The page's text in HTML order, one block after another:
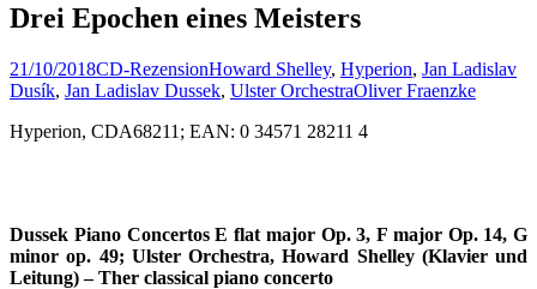
Drei Epochen eines Meisters
21/10/2018CD-RezensionHoward Shelley, Hyperion, Jan Ladislav
Dusík, Jan Ladislav Dussek, Ulster OrchestraOliver Fraenzke
Hyperion, CDA68211; EAN: 0 34571 28211 4
Dussek Piano Concertos E flat major Op. 3, F major Op. 14, G
minor op. 49; Ulster Orchestra, Howard Shelley (Klavier und
Leitung) – Ther classical piano concerto